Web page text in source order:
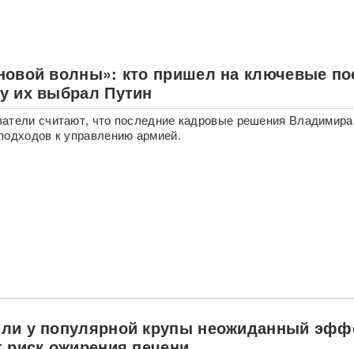
волны»: кто пришел на ключевые
их выбрал Путин
считают, что последние кадровые решения
к управлению армией.
у популярной крупы неожиданный